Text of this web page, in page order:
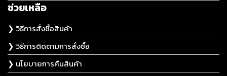
ช่วยเหลือ
❯ วิธีการสั่งซื้อสินค้า
❯ วิธีการติดตามการสั่งซื้อ
❯ นโยบายการคืนสินค้า